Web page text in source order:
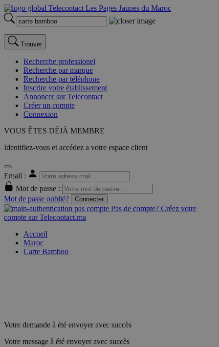
Trouver
Recherche professionel
Recherche par marque
Recherche par téléphone
Inscrire votre établissement
Annoncer sur Telecontact
Créer un compte
Connexion
VOUS ÊTES DÉJÀ MEMBRE
Identifiez-vous et accédez a votre espace client
Email :
Mot de passe :
Mot de passe oublié?
Connecter
Pas de compte? Créez votre
compte sur Telecontact.ma
Accueil
Maroc
Carte Bamboo
Votre demande à été envoyer avec succès
Votre message à été envoyer avec succès